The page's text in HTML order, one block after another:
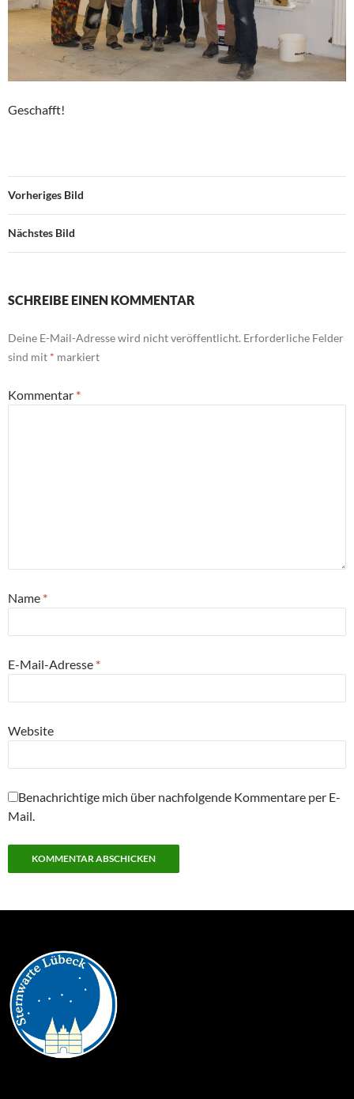
Geschafft!
Vorheriges Bild
Nächstes Bild
SCHREIBE EINEN KOMMENTAR
Deine E-Mail-Adresse wird nicht veröffentlicht. Erforderliche Felder
sind mit * markiert
Kommentar *
Name *
E-Mail-Adresse *
Website
Benachrichtige mich über nachfolgende Kommentare per E-
Mail.